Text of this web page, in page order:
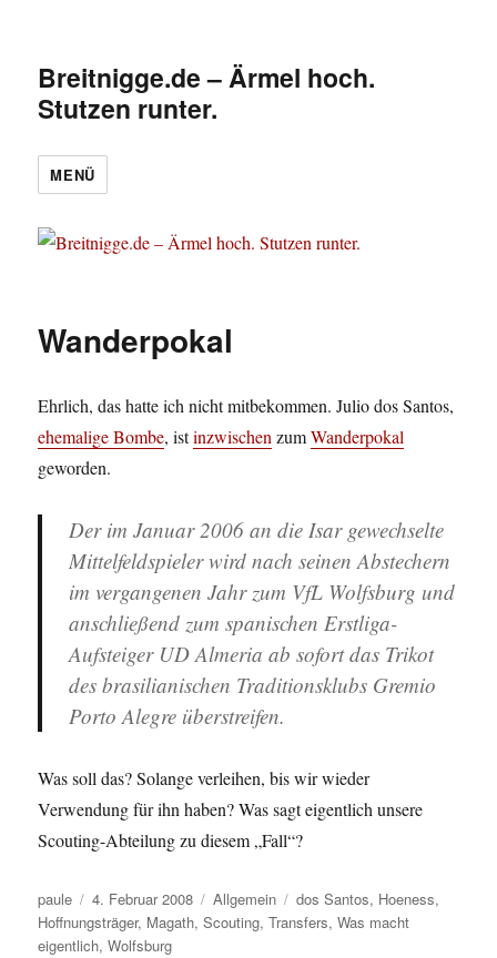
Breitnigge.de – Ärmel hoch.
Stutzen runter.
MENÜ
Wanderpokal
Ehrlich, das hatte ich nicht mitbekommen. Julio dos Santos,
ehemalige Bombe, istinzwischenzumWanderpokal
geworden.
Der im Januar 2006 an die Isar gewechselte
Mittelfeldspieler wird nach seinen Abstechern
im vergangenen Jahr zum VfL Wolfsburg und
anschließend zum spanischen Erstliga-
Aufsteiger UD Almeria ab sofort das Trikot
des brasilianischen Traditionsklubs Gremio
Porto Alegre überstreifen.
Was soll das? Solange verleihen, bis wir wieder
Verwendung für ihn haben? Was sagt eigentlich unsere
Scouting-Abteilung zu diesem „Fall“?
Autor
paule
Veröffentlicht
am
4. Februar 2008 Kategorien
Allgemein Schlagwörter
dos Santos, Hoeness,
Hoffnungsträger, Magath,Scouting,Transfers,Was macht
eigentlich,Wolfsburg